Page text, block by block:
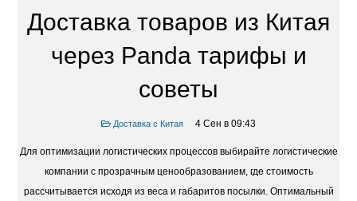
Доставка товаров из Китая
через Panda тарифы и
советы
Доставка с Китая 4 Сен в 09:43
Для оптимизации логистических процессов выбирайте логистические
компании с прозрачным ценообразованием, где стоимость
рассчитывается исходя из веса и габаритов посылки. Оптимальный